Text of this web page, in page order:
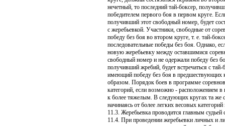
нечетный, то последний тай-боксер,
победителем первого боя в первом круге.
получивший этот свободный номер, будет
с жеребьевкой. Участники, свободные от
победу без боя во втором круге, т. е. тай-
последовательные победы без боя. Однако,
новую жеребьевку между оставшимися
свободный номер и не одержали победу без
получивший жребий, будет встречаться с
имеющий победу без боя в предшествующих
образом. Порядок боев в программе
категорий, если возможно - расположением
к более тяжелым. В следующих кругах та же
начинаясь от более легких весовых
11.3. Жеребьевка проводится главным судьей
11.4. При проведении жеребьевки личных и